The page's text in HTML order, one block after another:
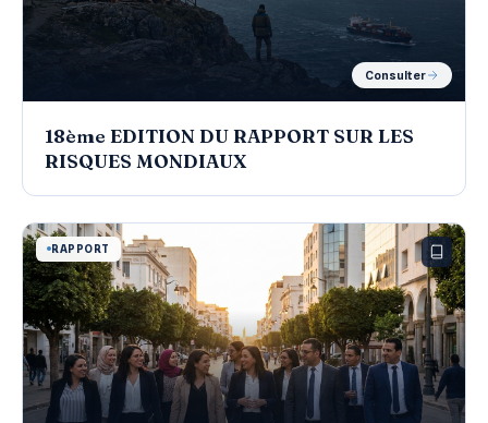
Consulter
18ème EDITION DU RAPPORT SUR LES
RISQUES MONDIAUX
RAPPORT